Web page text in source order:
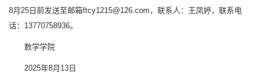
8月25日前发送至邮箱ftcy1215@126.com，联系人：王凤婷，联系电
话：13770758936。
数学学院
2025年8月13日